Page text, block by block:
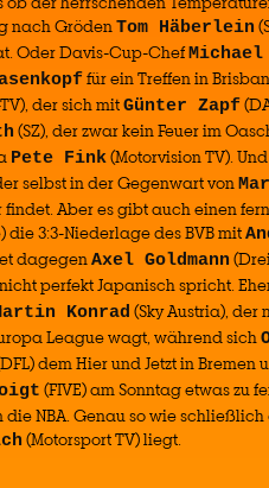
nach GrödenTom Häberlein
Oder Davis-Cup-ChefMichael
für ein Treffen in
der sich mitGünter Zapf
(SZ), der zwar kein Feuer im
Pete Fink(Motorvision TV).
selbst in der Gegenwart von
Aber es gibt auch einen
die 3:3-Niederlage des BVB mit
dagegenAxel Goldmann
perfekt Japanisch spricht.
Konrad (Sky Austria), der
League wagt, während sich
dem Hier und Jetzt in Bremen
(FIVE) am Sonntag etwas zu
NBA. Genau so wie
(Motorsport TV) liegt.